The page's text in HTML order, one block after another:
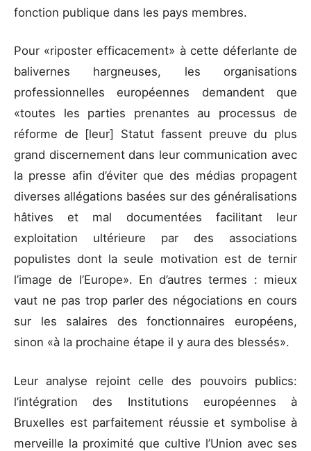
fonction publique dans les pays membres.
Pour «riposter efficacement» à cette déferlante de
balivernes hargneuses, les organisations
professionnelles européennes demandent que
«toutes les parties prenantes au processus de
réforme de [leur] Statut fassent preuve du plus
grand discernement dans leur communication avec
la presse afin d’éviter que des médias propagent
diverses allégations basées sur des généralisations
hâtives et mal documentées facilitant leur
exploitation ultérieure par des associations
populistes dont la seule motivation est de ternir
l’image de l’Europe». En d’autres termes : mieux
vaut ne pas trop parler des négociations en cours
sur les salaires des fonctionnaires européens,
sinon «à la prochaine étape il y aura des blessés».
Leur analyse rejoint celle des pouvoirs publics:
l’intégration des Institutions européennes à
Bruxelles est parfaitement réussie et symbolise à
merveille la proximité que cultive l’Union avec ses